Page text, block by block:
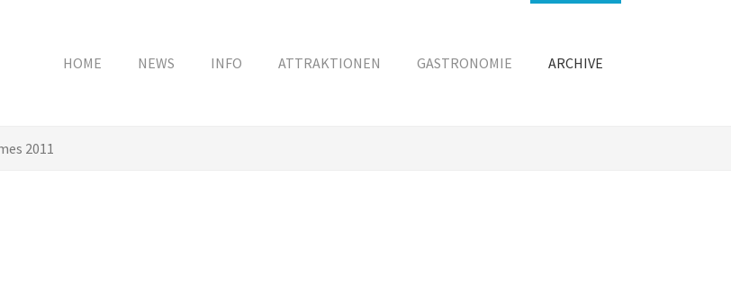
HOME NEWS INFO ATTRAKTIONEN GASTRONOMIE ARCHIVE
2011